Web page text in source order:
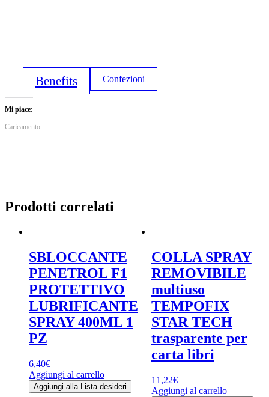
Benefits Confezioni
Mi piace:
Caricamento...
Prodotti correlati
SBLOCCANTE
PENETROL F1
PROTETTIVO
LUBRIFICANTE
SPRAY 400ML 1
PZ
6,40€
Aggiungi al carrello
Aggiungi alla Lista desideri
COLLA SPRAY
REMOVIBILE
multiuso
TEMPOFIX
STAR TECH
trasparente per
carta libri
11,22€
Aggiungi al carrello